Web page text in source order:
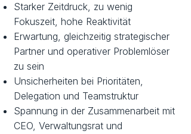
Starker Zeitdruck, zu wenig
Fokuszeit, hohe Reaktivität
Erwartung, gleichzeitig strategischer
Partner und operativer Problemlöser
zu sein
Unsicherheiten bei Prioritäten,
Delegation und Teamstruktur
Spannung in der Zusammenarbeit mit
CEO, Verwaltungsrat und